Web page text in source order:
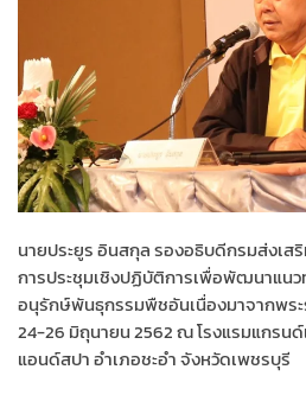
นายประยูร อินสกุล รองอธิบดีกรมส่งเส
การประชุมเชิงปฏิบัติการเพื่อพัฒนาแนว
อนุรักษ์พันธุกรรมพืชอันเนื่องมาจากพระ
24-26 มิถุนายน 2562 ณ โรงแรมแกร
แอนด์สปา อำเภอชะอำ จังหวัดเพชรบุรี